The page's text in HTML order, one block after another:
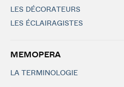
LES DÉCORATEURS
LES ÉCLAIRAGISTES
MEMOPERA
LA TERMINOLOGIE